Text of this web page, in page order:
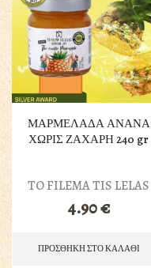
ΜΑΡΜΕΛΑΔΑ ΑΝΑΝΑ
ΧΩΡΙΣ ΖΑΧΑΡΗ 240 gr
TO FILEMA TIS LELAS
4.90€
ΠΡΟΣΘΗΚΗ ΣΤΟ ΚΑΛΑΘΙ